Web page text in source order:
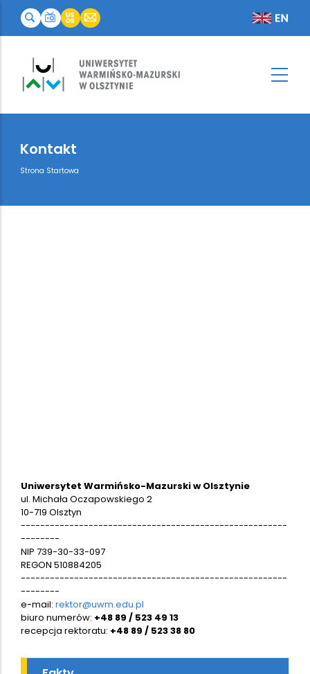
Kontakt
Breadcrumb
Strona Startowa
Uniwersytet Warmińsko-Mazurski w Olsztynie
ul. Michała Oczapowskiego 2
10-719 Olsztyn
-------------------------------------------------------
--------
NIP 739-30-33-097
REGON 510884205
-------------------------------------------------------
--------
e-mail: rektor@uwm.edu.pl
biuro numerów: +48 89 / 523 49 13
recepcja rektoratu: +48 89 / 523 38 80